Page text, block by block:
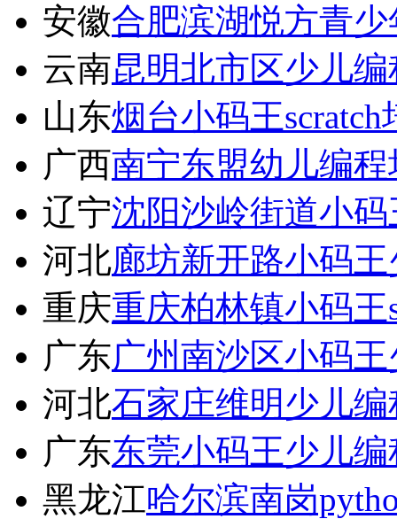
安徽合肥滨湖悦方青
云南昆明北市区少儿
山东烟台小码王scratch
广西南宁东盟幼儿编
辽宁沈阳沙岭街道小
河北廊坊新开路小码
重庆重庆柏林镇小码王
广东广州南沙区小码
河北石家庄维明少儿
广东东莞小码王少儿
黑龙江哈尔滨南岗